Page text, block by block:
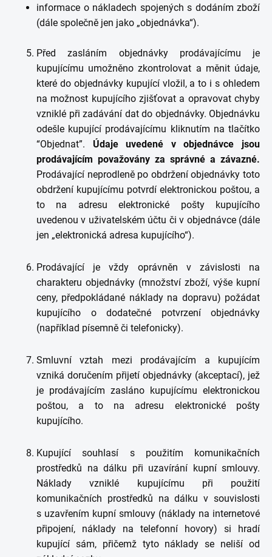
informace o nákladech spojených s dodáním zboží
(dále společně jen jako „objednávka“).
Před zasláním objednávky prodávajícímu je
kupujícímu umožněno zkontrolovat a měnit údaje,
které do objednávky kupující vložil, a to i s ohledem
na možnost kupujícího zjišťovat a opravovat chyby
vzniklé při zadávání dat do objednávky. Objednávku
odešle kupující prodávajícímu kliknutím na tlačítko
“Objednat”. Údaje uvedené v objednávce jsou
prodávajícím považovány za správné a závazné.
Prodávající neprodleně po obdržení objednávky toto
obdržení kupujícímu potvrdí elektronickou poštou, a
to na adresu elektronické pošty kupujícího
uvedenou v uživatelském účtu či v objednávce (dále
jen „elektronická adresa kupujícího“).
Prodávající je vždy oprávněn v závislosti na
charakteru objednávky (množství zboží, výše kupní
ceny, předpokládané náklady na dopravu) požádat
kupujícího o dodatečné potvrzení objednávky
(například písemně či telefonicky).
Smluvní vztah mezi prodávajícím a kupujícím
vzniká doručením přijetí objednávky (akceptací), jež
je prodávajícím zasláno kupujícímu elektronickou
poštou, a to na adresu elektronické pošty
kupujícího.
Kupující souhlasí s použitím komunikačních
prostředků na dálku při uzavírání kupní smlouvy.
Náklady vzniklé kupujícímu při použití
komunikačních prostředků na dálku v souvislosti
s uzavřením kupní smlouvy (náklady na internetové
připojení, náklady na telefonní hovory) si hradí
kupující sám, přičemž tyto náklady se neliší od